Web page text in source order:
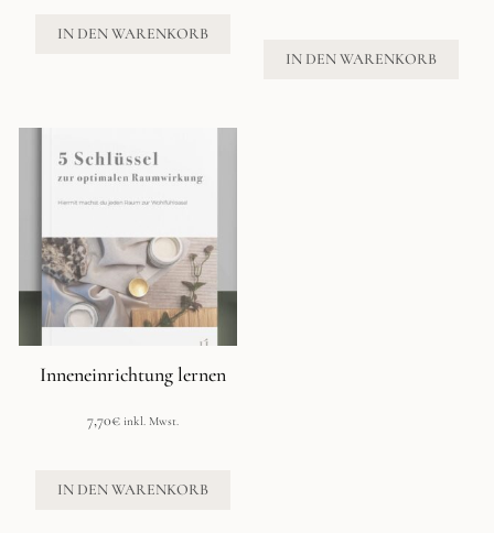
IN DEN WARENKORB
IN DEN WARENKORB
Inneneinrichtung lernen
7,70€ inkl. Mwst.
IN DEN WARENKORB